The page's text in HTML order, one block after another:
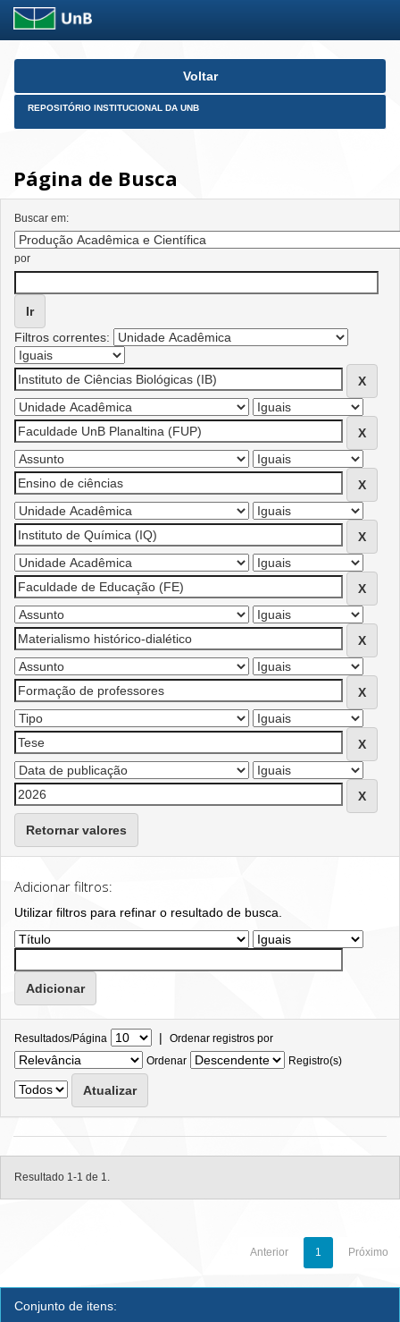
Skip
Voltar
REPOSITÓRIO INSTITUCIONAL DA UNB
Página de Busca
Buscar em:
por
Filtros correntes:
Retornar valores
Adicionar filtros:
Utilizar filtros para refinar o resultado de busca.
Resultados/Página | Ordenar registros por
Ordenar
Registro(s)
Resultado 1-1 de 1.
Anterior 1 Próximo
Conjunto de itens: